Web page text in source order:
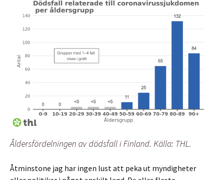
Åldersfördelningen av dödsfall i Finland. Källa: THL.
Åtminstone jag har ingen lust att peka ut myndigheter